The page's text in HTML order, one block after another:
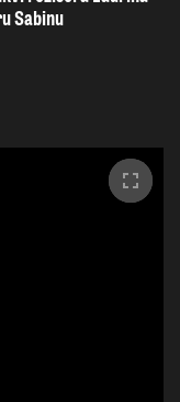
Sabinu